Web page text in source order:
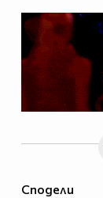
Сподели